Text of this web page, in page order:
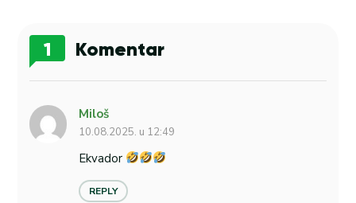
1 Komentar
Miloš
10.08.2025. u 12:49
Ekvador
REPLY